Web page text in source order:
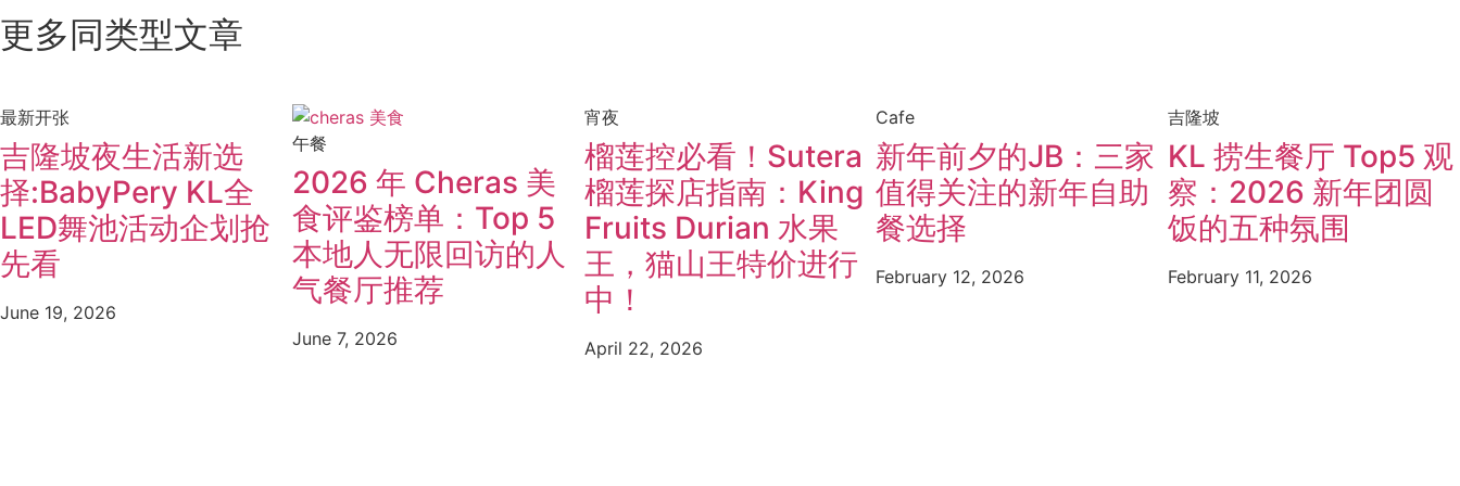
更多同类型文章
最新开张
吉隆坡夜生活新选
择:BabyPery KL全
LED舞池活动企划抢
先看
June 19, 2026
午餐
2026 年 Cheras 美
食评鉴榜单：Top 5
本地人无限回访的人
气餐厅推荐
June 7, 2026
宵夜
榴莲控必看！Sutera
榴莲探店指南：King
Fruits Durian 水果
王，猫山王特价进行
中！
April 22, 2026
Cafe
新年前夕的JB：三家
值得关注的新年自助
餐选择
February 12, 2026
吉隆坡
KL 捞生餐厅 Top5 观
察：2026 新年团圆
饭的五种氛围
February 11, 2026